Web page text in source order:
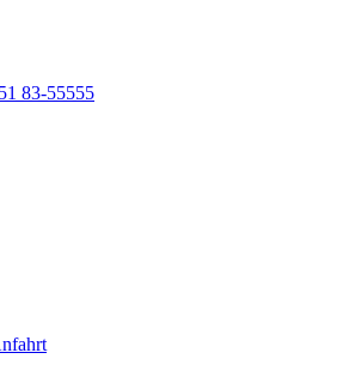
83-55555